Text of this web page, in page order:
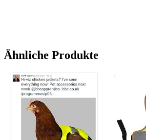
Ähnliche Produkte